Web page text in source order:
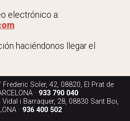
electrónico a:
haciéndonos llegar el
Frederic Soler, 42, 08820, El Prat de
· 933 790 040
Vidal i Barraquer, 28, 08830 Sant Boi,
· 936 400 502